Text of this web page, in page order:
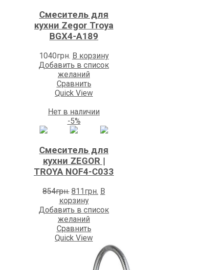
Смеситель для
кухни Zegor Troya
BGX4-A189
1040грн. В корзину
Добавить в список
желаний
Сравнить
Quick View
Нет в наличии
-5%
Смеситель для
кухни ZEGOR |
TROYA NOF4-C033
854грн. Первоначальная
цена
составляла
854грн..
811грн. Текущая
811грн..
В
корзину
Добавить в список
желаний
Сравнить
Quick View